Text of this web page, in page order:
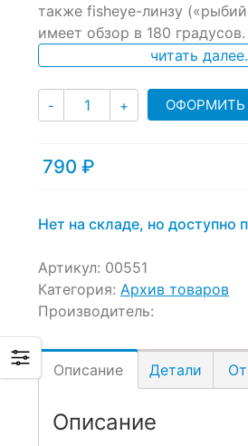
также fisheye-линзу («рыбий
имеет обзор в 180 градусов.
читать
- Количество
+ ОФОРМИТЬ
790 ₽
Нет на складе, но доступно
Артикул: 00551
Категория: Архив товаров
Производитель:
Описание Детали
Описание